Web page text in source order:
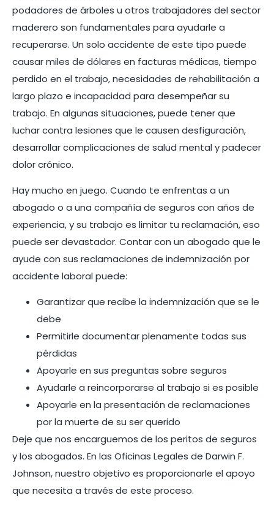
podadores de árboles u otros trabajadores del sector
maderero son fundamentales para ayudarle a
recuperarse. Un solo accidente de este tipo puede
causar miles de dólares en facturas médicas, tiempo
perdido en el trabajo, necesidades de rehabilitación a
largo plazo e incapacidad para desempeñar su
trabajo. En algunas situaciones, puede tener que
luchar contra lesiones que le causen desfiguración,
desarrollar complicaciones de salud mental y padecer
dolor crónico.
Hay mucho en juego. Cuando te enfrentas a un
abogado o a una compañía de seguros con años de
experiencia, y su trabajo es limitar tu reclamación, eso
puede ser devastador. Contar con un abogado que le
ayude con sus reclamaciones de indemnización por
accidente laboral puede:
Garantizar que recibe la indemnización que se le
debe
Permitirle documentar plenamente todas sus
pérdidas
Apoyarle en sus preguntas sobre seguros
Ayudarle a reincorporarse al trabajo si es posible
Apoyarle en la presentación de reclamaciones
por la muerte de su ser querido
Deje que nos encarguemos de los peritos de seguros
y los abogados. En las Oficinas Legales de Darwin F.
Johnson, nuestro objetivo es proporcionarle el apoyo
que necesita a través de este proceso.